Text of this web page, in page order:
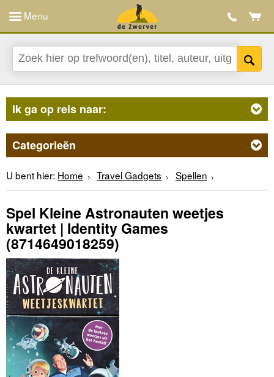
Menu
Ik ga op reis naar:
Categorieën
U bent hier: Home Travel Gadgets Spellen
Spel Kleine Astronauten weetjes
kwartet | Identity Games
(8714649018259)